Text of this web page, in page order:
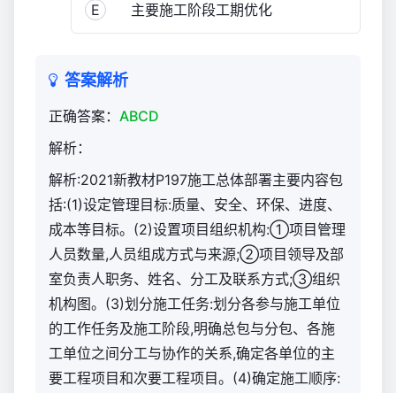
E 主要施工阶段工期优化
答案解析
正确答案： ABCD
解析：
解析:2021新教材P197施工总体部署主要内容包
括:(1)设定管理目标:质量、安全、环保、进度、
成本等目标。(2)设置项目组织机构:①项目管理
人员数量,人员组成方式与来源;②项目领导及部
室负责人职务、姓名、分工及联系方式;③组织
机构图。(3)划分施工任务:划分各参与施工单位
的工作任务及施工阶段,明确总包与分包、各施
工单位之间分工与协作的关系,确定各单位的主
要工程项目和次要工程项目。(4)确定施工顺序: